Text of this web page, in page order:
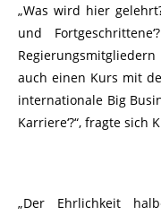
„Was wird hier
und
auch einen Kurs mit
internationale Big
Karriere‘?“, fragte sich
„Der Ehrlichkeit